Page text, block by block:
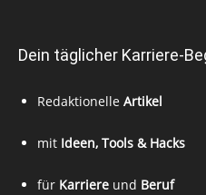
Dein täglicher Karriere-
Redaktionelle Artikel
mit Ideen, Tools & Hacks
für Karriere und Beruf